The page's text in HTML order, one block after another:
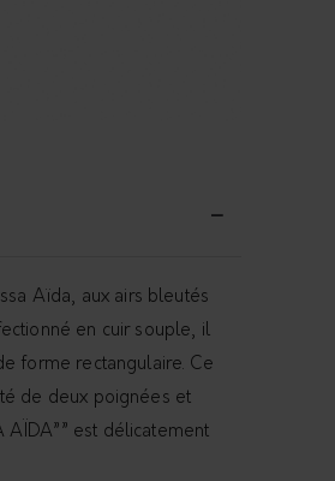
Aïda, aux airs bleutés
en cuir souple, il
forme rectangulaire. Ce
de deux poignées et
AÏDA”” est délicatement